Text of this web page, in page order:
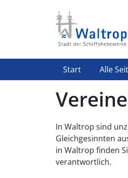
Highlight Menü
Start Alle
Vereine
In Waltrop sind
Gleichgesinnten
in Waltrop finden
verantwortlich.